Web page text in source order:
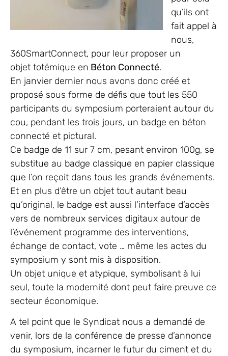
qu’ils ont
fait appel à
nous,
360SmartConnect, pour leur proposer un
objet totémique en Béton Connecté.
En janvier dernier nous avons donc créé et
proposé sous forme de défis que tout les 550
participants du symposium porteraient autour du
cou, pendant les trois jours, un badge en béton
connecté et pictural.
Ce badge de 11 sur 7 cm, pesant environ 100g, se
substitue au badge classique en papier classique
que l’on reçoit dans tous les grands événements.
Et en plus d’être un objet tout autant beau
qu’original, le badge est aussi l’interface d’accès
vers de nombreux services digitaux autour de
l’événement programme des interventions,
échange de contact, vote … même les actes du
symposium y sont mis à disposition.
Un objet unique et atypique, symbolisant à lui
seul, toute la modernité dont peut faire preuve ce
secteur économique.
A tel point que le Syndicat nous a demandé de
venir, lors de la conférence de presse d’annonce
du symposium, incarner le futur du ciment et du